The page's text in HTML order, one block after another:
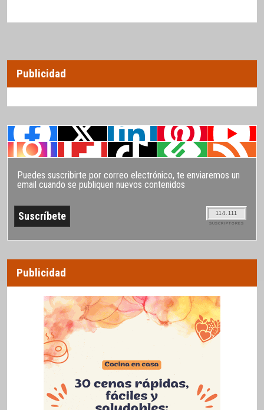
Publicidad
Puedes suscribirte por correo electrónico, te enviaremos un
email cuando se publiquen nuevos contenidos
114.111
SUSCRIPTORES
Publicidad